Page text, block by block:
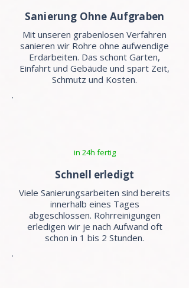
Sanierung Ohne Aufgraben
Mit unseren grabenlosen Verfahren
sanieren wir Rohre ohne aufwendige
Erdarbeiten. Das schont Garten,
Einfahrt und Gebäude und spart Zeit,
Schmutz und Kosten.
in 24h fertig
Schnell erledigt
Viele Sanierungsarbeiten sind bereits
innerhalb eines Tages
abgeschlossen. Rohrreinigungen
erledigen wir je nach Aufwand oft
schon in 1 bis 2 Stunden.